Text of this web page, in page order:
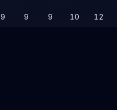
9 9 9 10 12